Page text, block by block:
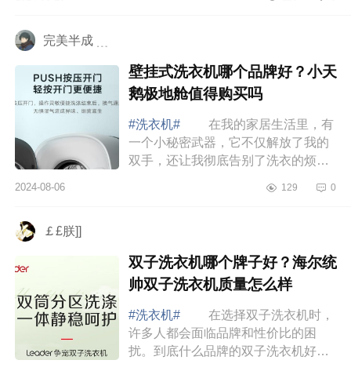
许多消费者的心仪之选。下面小编为
完美半成 ﹍
壁挂式洗衣机哪个品牌好？小天
鹅极地舱值得购买吗
#洗衣机#
在我的家居生活里，有
一个小秘密武器，它不仅解放了我的
双手，还让我彻底告别了洗衣的烦恼
编为大家介绍下壁挂式洗衣机哪个品
2024-08-06 129 0
￡£朕]]
双子洗衣机哪个牌子好？海尔统
帅双子洗衣机质量怎么样
#洗衣机#
在选择双子洗衣机时，
许多人都会面临品牌和性价比的困
扰。到底什么品牌的双子洗衣机好，